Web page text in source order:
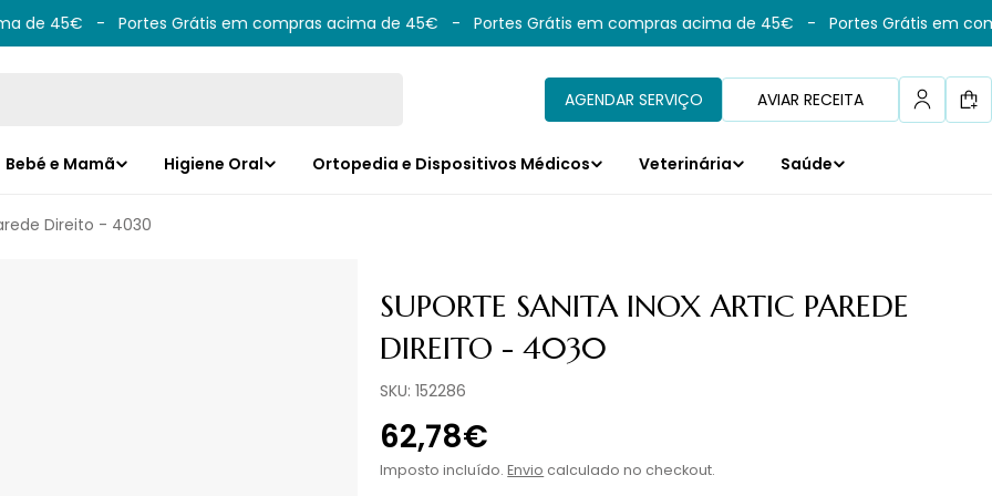
de 45€ - Portes Grátis em compras acima de 45€ - Portes Grátis em compras acima de 45€ - Portes Grátis em
AGENDAR SERVIÇO AVIAR RECEITA
Bebé e Mamã Higiene Oral Ortopedia e Dispositivos Médicos Veterinária Saúde
Direito - 4030
SUPORTE SANITA INOX ARTIC PAREDE
DIREITO - 4030
SKU: 152286
Preço
normal
62,78€
Imposto incluído.Envio calculado no checkout.